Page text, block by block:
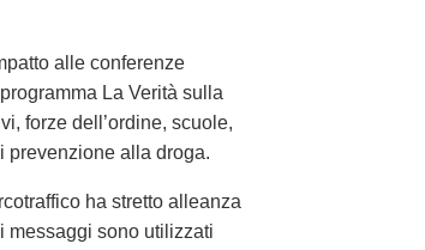
alle conferenze
La Verità sulla
forze dell’ordine, scuole,
prevenzione alla droga.
ha stretto alleanza
messaggi sono utilizzati